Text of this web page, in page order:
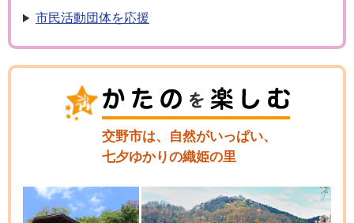
市民活動団体を応援
交野市は、自然がいっぱい、
七夕ゆかりの織姫の里